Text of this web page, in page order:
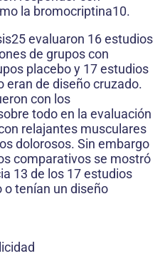
la bromocriptina10.
evaluaron 16 estudios
de grupos con
placebo y 17 estudios
eran de diseño cruzado.
con los
todo en la evaluación
relajantes musculares
dolorosos. Sin embargo
comparativos se mostró
13 de los 17 estudios
o tenían un diseño